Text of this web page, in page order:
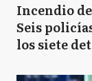
Incendio
Seis
los siete